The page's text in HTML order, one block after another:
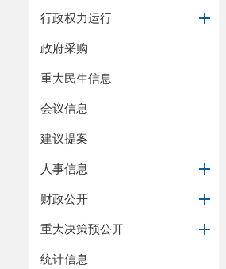
行政权力运行
政府采购
重大民生信息
会议信息
建议提案
人事信息
财政公开
重大决策预公开
统计信息